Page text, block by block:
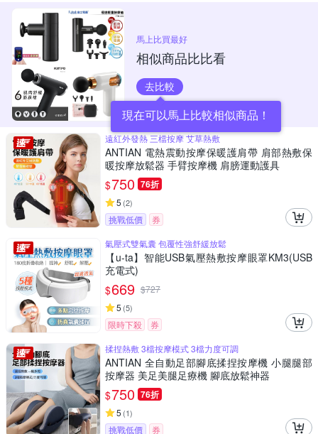
馬上比買最好
相似商品比比看
去比較
現在可以馬上比較相似商品！
遠紅外發熱 三檔按摩 艾草熱敷
ANTIAN 電熱震動按摩保暖護肩帶 肩部熱敷保
暖按摩放鬆器 手臂按摩機 肩膀運動護具
$750 76折
5 (2)
挑戰低價
券
氣壓式雙氣囊 包覆性強舒緩放鬆
【u-ta】智能USB氣壓熱敷按摩眼罩KM3(USB
充電式)
$669 $727
5 (5)
限時下殺
券
揉捏熱敷 3檔按摩模式 3檔力度可調
ANTIAN 全自動足部腳底揉捏按摩機 小腿腿部
按摩器 美足美腿足療機 腳底放鬆神器
$750 76折
5 (1)
挑戰低價
券